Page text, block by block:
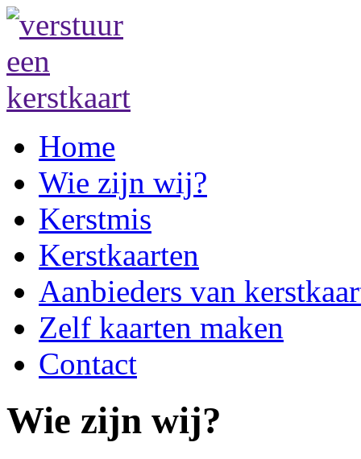
Home
Wie zijn wij?
Kerstmis
Kerstkaarten
Aanbieders van
Zelf kaarten maken
Contact
Wie zijn wij?